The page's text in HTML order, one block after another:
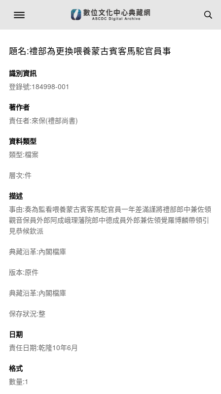
題名:禮部為更換喂養蒙古賓客馬駝官員事
識別資訊
登錄號:184998-001
著作者
責任者:來保(禮部尚書)
資料類型
類型:檔案
層次:件
描述
事由:奏為監看喂養蒙古賓客馬駝官員一年差滿謹將禮部郎中兼佐領
觀音保員外郎阿成峨理藩院郎中德成員外郎兼佐領覺羅博麟帶領引
見恭候欽派
典藏沿革:內閣檔庫
版本:原件
典藏沿革:內閣檔庫
保存狀況:整
日期
責任日期:乾隆10年6月
格式
數量:1